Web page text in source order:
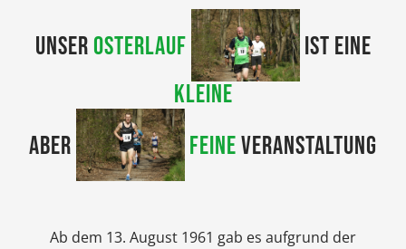
UNSER OSTERLAUF
IST EINE
KLEINE
ABER
FEINEVERANSTALTUNG
Ab dem 13. August 1961 gab es aufgrund der